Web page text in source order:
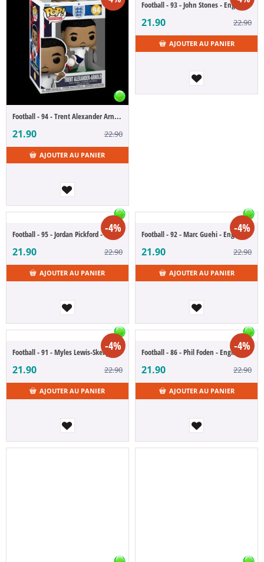
Football - 94 - Trent Alexander Arnold - England (POP Figure)
21.90 22.90
AJOUTER AU PANIER
Football - 93 - John Stones - England (POP Figure)
21.90 22.90
AJOUTER AU PANIER
-4%
Football - 95 - Jordan Pickford - England (POP Figure)
21.90 22.90
AJOUTER AU PANIER
-4%
Football - 92 - Marc Guehi - England (POP Figure)
21.90 22.90
AJOUTER AU PANIER
-4%
Football - 91 - Myles Lewis-Skelly - England (POP Figure)
21.90 22.90
AJOUTER AU PANIER
-4%
Football - 86 - Phil Foden - England (POP Figure)
21.90 22.90
AJOUTER AU PANIER